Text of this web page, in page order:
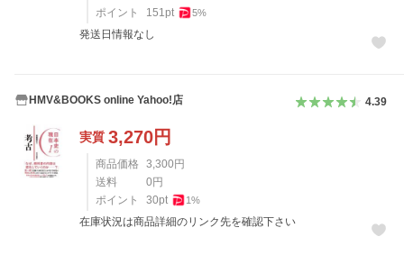
ポイント
151pt 5%
発送日情報なし
HMV&BOOKS online Yahoo!店 4.39
実質 3,270円
商品価格 3,300 円
送料
0 円
ポイント
30pt 1%
在庫状況は商品詳細のリンク先を確認下さい